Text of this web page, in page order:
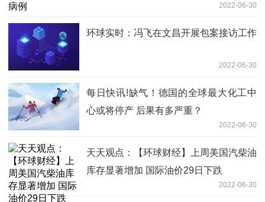
2022-06-30
环球实时：冯飞在文昌开展包案接访工作
2022-06-30
每日快讯!缺气！德国的全球最大化工中
心或将停产 后果有多严重？
2022-06-30
天天观点：【环球财经】上周美国汽柴油
库存显著增加 国际油价29日下跌
2022-06-30